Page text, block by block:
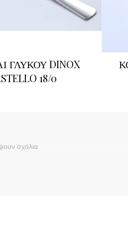
ΓΛΥΚΟΥ DINOX
18/0
σχόλια